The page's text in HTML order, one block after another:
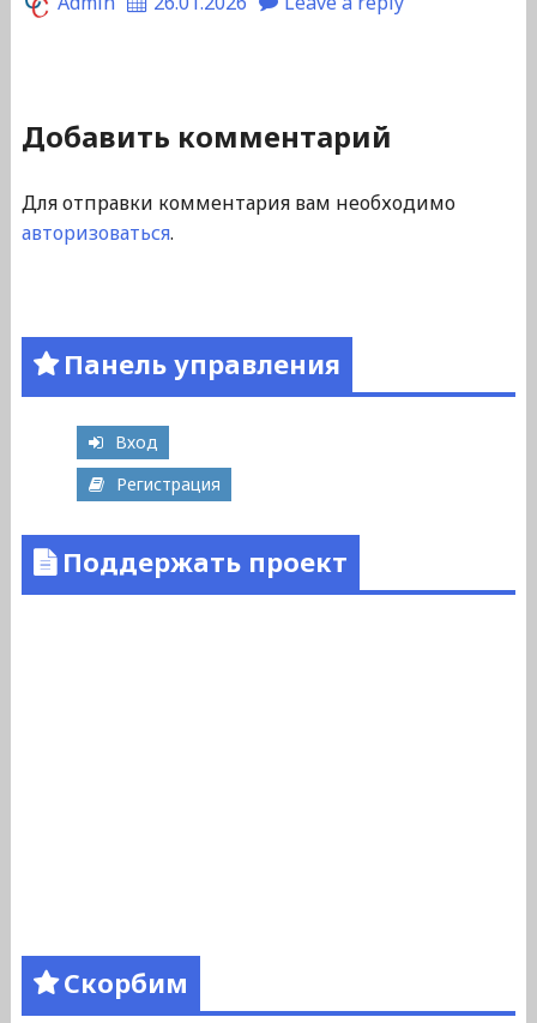
Добавить комментарий
Для отправки комментария вам необходимо
авторизоваться.
Панель управления
Вход
Регистрация
Поддержать проект
Скорбим